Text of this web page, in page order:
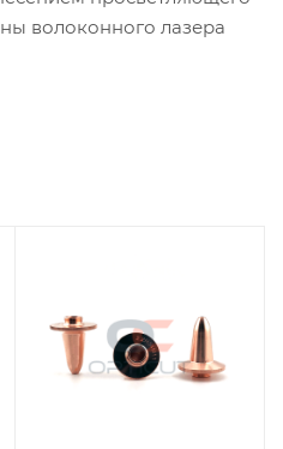
волоконного лазера